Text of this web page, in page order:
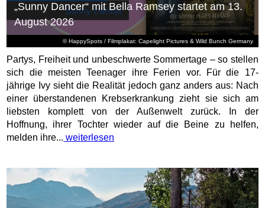
© HappySpots / Filmplakat: Capelight Pictures & Wild Bunch Germany
„Sunny Dancer“ mit Bella Ramsey startet am 13.
August 2026
Partys, Freiheit und unbeschwerte Sommertage – so stellen
sich die meisten Teenager ihre Ferien vor. Für die 17-
jährige Ivy sieht die Realität jedoch ganz anders aus: Nach
einer überstandenen Krebserkrankung zieht sie sich am
liebsten komplett von der Außenwelt zurück. In der
Hoffnung, ihrer Tochter wieder auf die Beine zu helfen,
melden ihre... weiterlesen